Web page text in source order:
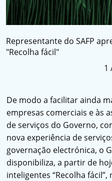
Representante do SAFP
"Recolha fácil"
1
De modo a facilitar ainda
empresas comerciais e às
de serviços do Governo,
nova experiência de
governação electrónica, o
disponibiliza, a partir de
inteligentes “Recolha